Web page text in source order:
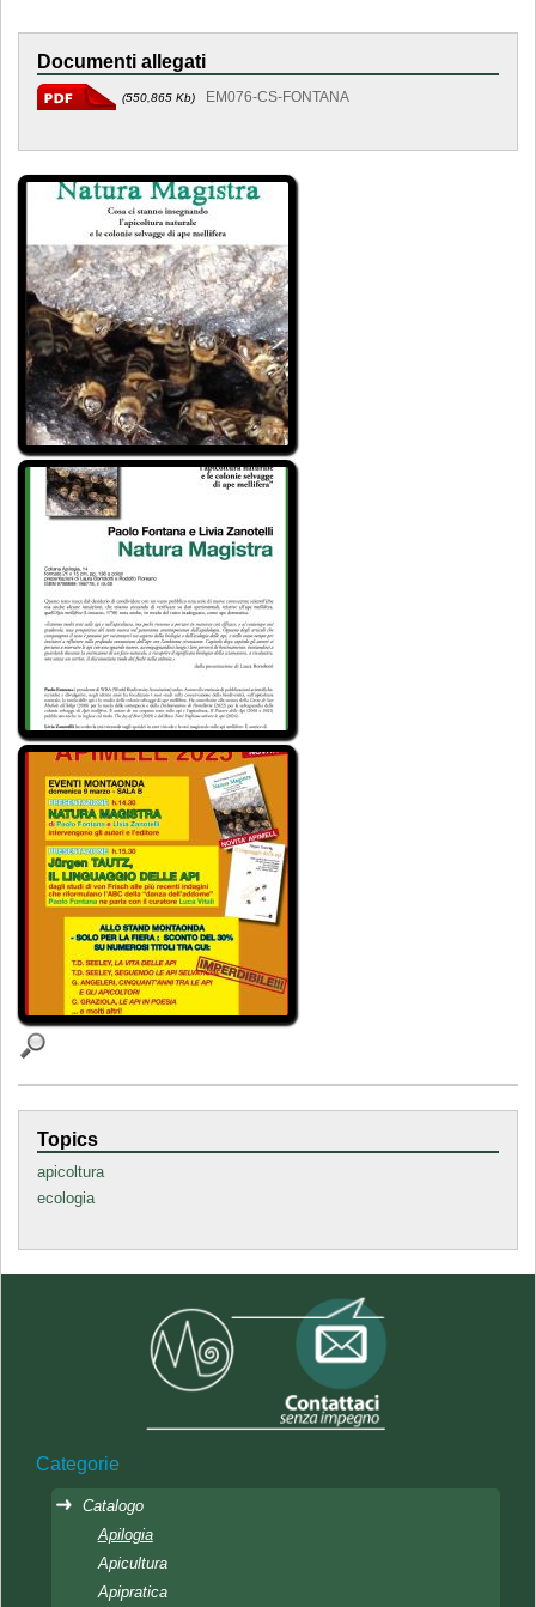
Documenti allegati
(550,865 Kb) EM076-CS-FONTANA
Topics
apicoltura
ecologia
Categorie
Catalogo
Apilogia
Apicultura
Apipratica